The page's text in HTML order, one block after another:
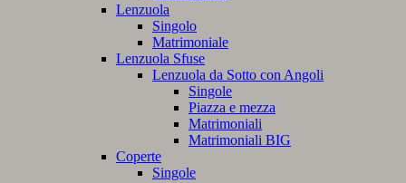
Lenzuola
Singolo
Matrimoniale
Lenzuola Sfuse
Lenzuola da Sotto con Angoli
Singole
Piazza e mezza
Matrimoniali
Matrimoniali BIG
Coperte
Singole